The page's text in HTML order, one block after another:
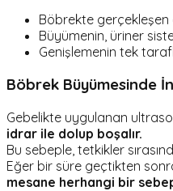
Böbrekte gerçekleşen
Büyümenin, üriner
Genişlemenin tek
Böbrek Büyümesinde
Gebelikte uygulanan
idrar ile dolup boşalır.
Bu sebeple, tetkikler
Eğer bir süre geçtikten
mesane herhangi bir